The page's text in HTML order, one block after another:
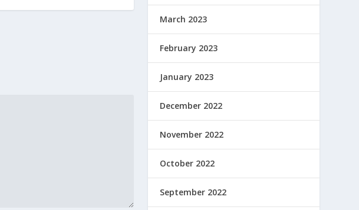
March 2023
February 2023
January 2023
December 2022
November 2022
October 2022
September 2022